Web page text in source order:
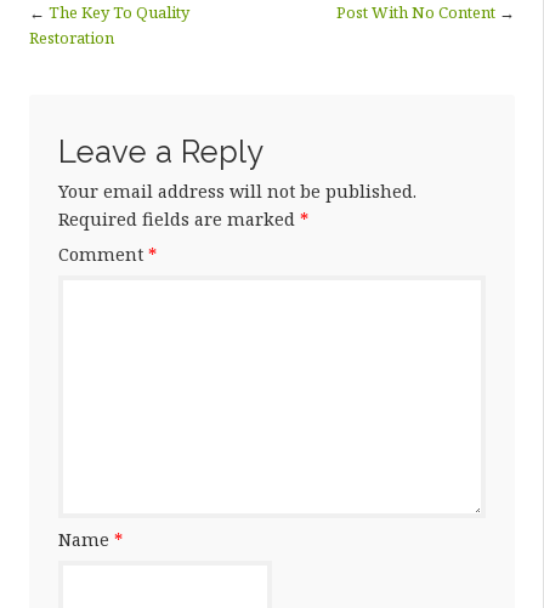
← The Key To Quality
Restoration
Post With No Content →
Leave a Reply
Your email address will not be published.
Required fields are marked *
Comment *
Name *